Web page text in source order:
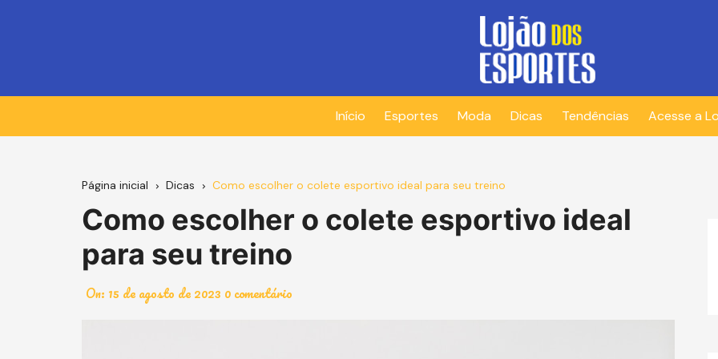
Início Esportes Moda Dicas Tendências Acesse a
Página inicial Dicas Como escolher o colete esportivo ideal para seu treino
Como escolher o colete esportivo ideal
para seu treino
On: 15 de agosto de 2023 0 comentário